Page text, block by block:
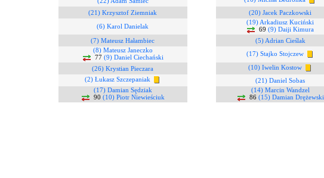
(21) Krzysztof Ziemniak
(20) Jacek Paczkowski
(6) Karol Danielak
(19) Arkadiusz Kuciński
69 (9) Daiji Kimura
(7) Mateusz Hałambiec
(5) Adrian Cieślak
(8) Mateusz Janeczko
77 (9) Daniel Ciechański (17) Stajko Stojczew
(26) Krystian Pieczara
(10) Iwelin Kostow
(2) Łukasz Szczepaniak
(21) Daniel Sobas
(17) Damian Sędziak
90 (10) Piotr Niewieściuk
(14) Marcin Wandzel
86 (15) Damian Drężewski